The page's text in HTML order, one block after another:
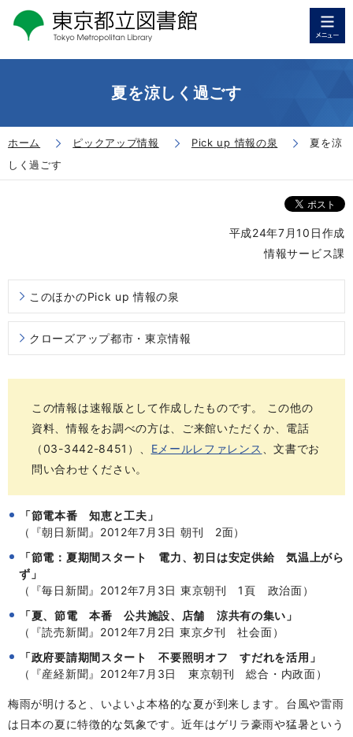
夏を涼しく過ごす
ホーム ピックアップ情報 Pick up 情報の泉
夏を涼
しく過ごす
​平成24年7月10日作成
情報サービス課
このほかのPick up 情報の泉
クローズアップ都市・東京情報
この情報は速報版として作成したものです。 この他の
資料、情報をお調べの方は、ご来館いただくか、電話
（03-3442-8451）、 Eメールレファレンス
、文書でお
問い合わせください。
「節電本番 知恵と工夫」
（『朝日新聞』2012年7月3日 朝刊 2面）
「節電：夏期間スタート 電力、初日は安定供給 気温上がら
ず」
（『毎日新聞』2012年7月3日 東京朝刊 1頁 政治面）
「夏、節電 本番 公共施設、店舗 涼共有の集い」
（『読売新聞』2012年7月2日 東京夕刊 社会面）
「政府要請期間スタート 不要照明オフ すだれを活用」
（『産経新聞』2012年7月3日 東京朝刊 総合・内政面）
梅雨が明けると、いよいよ本格的な夏が到来します。台風や雷雨
は日本の夏に特徴的な気象です。近年はゲリラ豪雨や猛暑という